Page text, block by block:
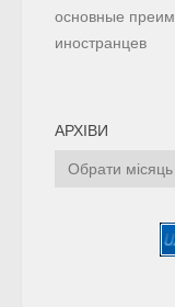
основные
иностранцев
АРХІВИ
Архіви